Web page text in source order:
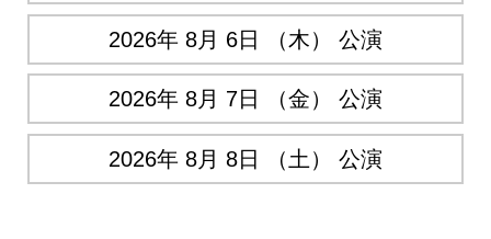
2026年 8月 6日 （木） 公演
2026年 8月 7日 （金） 公演
2026年 8月 8日 （土） 公演